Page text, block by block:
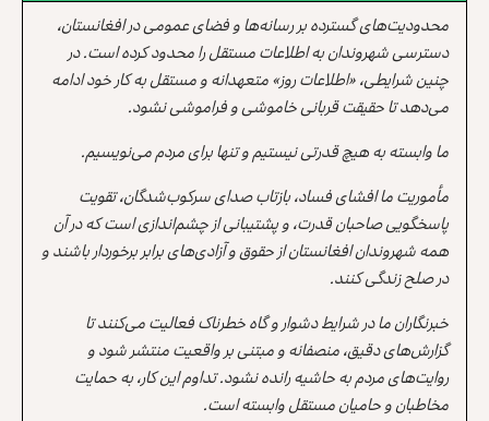
محدودیت‌های گسترده بر رسانه‌ها و فضای عمومی در افغانستان،
دسترسی شهروندان به اطلاعات مستقل را محدود کرده است. در
چنین شرایطی، «اطلاعات روز» متعهدانه و مستقل به کار خود ادامه
می‌دهد تا حقیقت قربانی خاموشی و فراموشی نشود.
ما وابسته به هیچ قدرتی نیستیم و تنها برای مردم می‌نویسیم.
مأموریت ما افشای فساد، بازتاب صدای سرکوب‌شدگان، تقویت
پاسخگویی صاحبان قدرت، و پشتیبانی از چشم‌اندازی است که در آن
همه شهروندان افغانستان از حقوق و آزادی‌های برابر برخوردار باشند و
در صلح زندگی کنند.
خبرنگاران ما در شرایط دشوار و گاه خطرناک فعالیت می‌کنند تا
گزارش‌های دقیق، منصفانه و مبتنی بر واقعیت منتشر شود و
روایت‌های مردم به حاشیه رانده نشود. تداوم این کار، به حمایت
مخاطبان و حامیان مستقل وابسته است.